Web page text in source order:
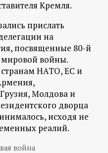
Кремля.
прислать
на
посвященные 80-й
войны.
НАТО, ЕС и
Молдова и
дворца
исходя не
реалий.
война